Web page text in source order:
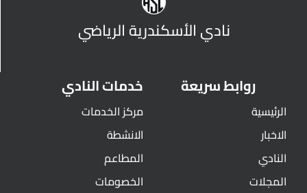
نادي الأسكندرية الرياضي
روابط سريعة
الرئيسية
الاخبار
النادي
المجلات
خدمات النادي
مركز الخدمات
الانشطة
المطاعم
الخصومات